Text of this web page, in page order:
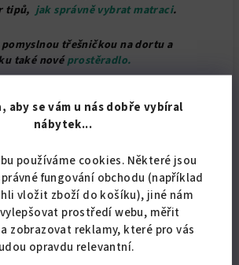
aby se vám u nás dobře vybíral
nábytek...
používáme cookies. Některé jsou
fungování obchodu (například
vložit zboží do košíku), jiné nám
prostředí webu, měřit
zobrazovat reklamy, které pro vás
opravdu relevantní.
tipů,jak správně vybrat matraci.
třešničkou na dortu a
také novéprostěradlo.
prodáváme pouze výrobky vyrobené v
je konečná, včetně dopravy po celé ČR,
3 až 10 pracovních dnů. Před
telefonicky informovat o termínu
pomůže vyložit zboží z auta, ale jelikož
Vám pomoci s výnosem do domu.
ani časových důvodů. Děkujeme za